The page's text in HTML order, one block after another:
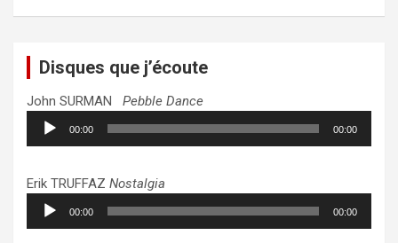
Disques que j’écoute
John SURMAN Pebble Dance
Lecteur
audio
00:00 00:00
Erik TRUFFAZ Nostalgia
Lecteur
audio
00:00 00:00